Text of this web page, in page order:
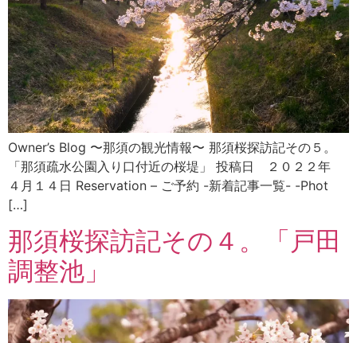
Owner’s Blog 〜那須の観光情報〜 那須桜探訪記その５。
「那須疏水公園入り口付近の桜堤」 投稿日 ２０２２年
４月１４日 Reservation – ご予約 -新着記事一覧- -Phot
[…]
那須桜探訪記その４。「戸田
調整池」